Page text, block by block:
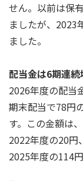
せん。以前は保
ましたが、2023
ました。
配当金は6期連続
2026年度の配当
期末配当で78円
す。この金額は
2022年度の20円
2025年度の114